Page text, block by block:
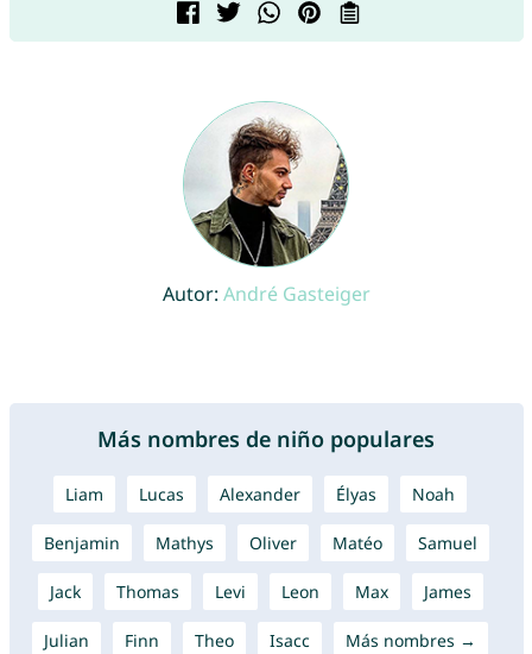
Autor: André Gasteiger
Más nombres de niño populares
Liam Lucas Alexander Élyas Noah
Benjamin Mathys Oliver Matéo Samuel
Jack Thomas Levi Leon Max James
Julian Finn Theo Isacc Más nombres →